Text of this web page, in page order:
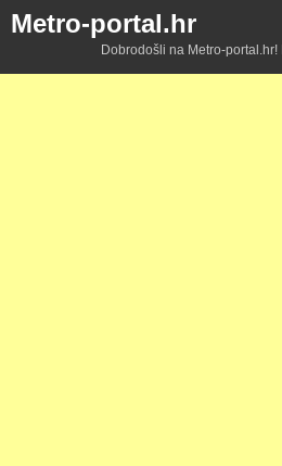
Metro-portal.hr
Dobrodošli na Metro-portal.hr!